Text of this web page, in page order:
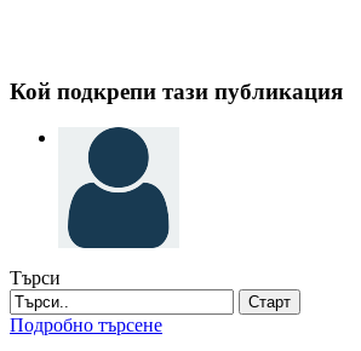
Кой подкрепи тази публикация
Търси
Старт
Подробно търсене